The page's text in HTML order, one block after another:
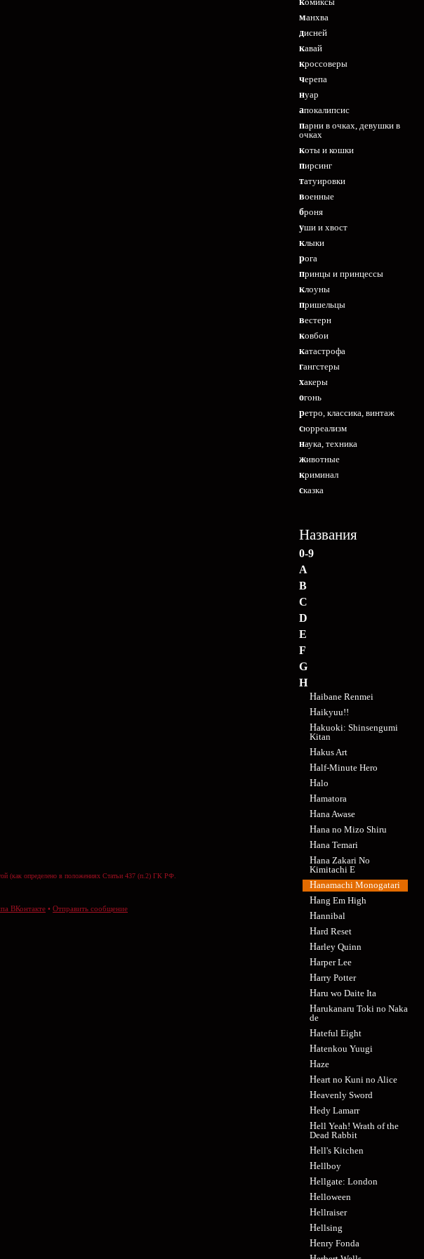
манхва
дисней
кавай
кроссоверы
черепа
нуар
апокалипсис
парни в очках, девушки в
очках
коты и кошки
пирсинг
татуировки
военные
броня
уши и хвост
клыки
рога
принцы и принцессы
клоуны
пришельцы
вестерн
ковбои
катастрофа
гангстеры
хакеры
огонь
ретро, классика, винтаж
сюрреализм
наука, техника
животные
криминал
сказка
Названия
0-9
A
B
C
D
E
F
G
H
Haibane Renmei
Haikyuu!!
Hakuoki: Shinsengumi
Kitan
Hakus Art
Half-Minute Hero
Halo
Hamatora
Hana Awase
Hana no Mizo Shiru
Hana Temari
Hana Zakari No
Kimitachi E
Hanamachi Monogatari
Hang Em High
Hannibal
Hard Reset
Harley Quinn
Harper Lee
Harry Potter
Haru wo Daite Ita
Harukanaru Toki no Naka
de
Hateful Eight
Hatenkou Yuugi
Haze
Heart no Kuni no Alice
Heavenly Sword
Hedy Lamarr
Hell Yeah! Wrath of the
Dead Rabbit
Hell's Kitchen
Hellboy
Hellgate: London
Helloween
Hellraiser
Hellsing
Henry Fonda
(как определено в положениях Статьи 437 (п.2) ГК РФ.
ВКонтакте • Отправить сообщение